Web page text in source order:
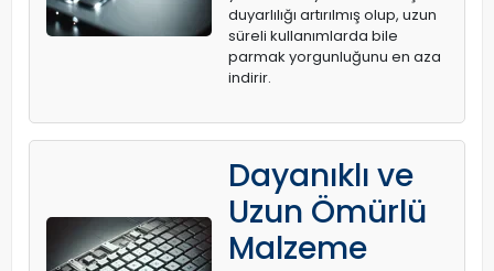
duyarlılığı artırılmış olup, uzun
süreli kullanımlarda bile
parmak yorgunluğunu en aza
indirir.
Dayanıklı ve
Uzun Ömürlü
Malzeme